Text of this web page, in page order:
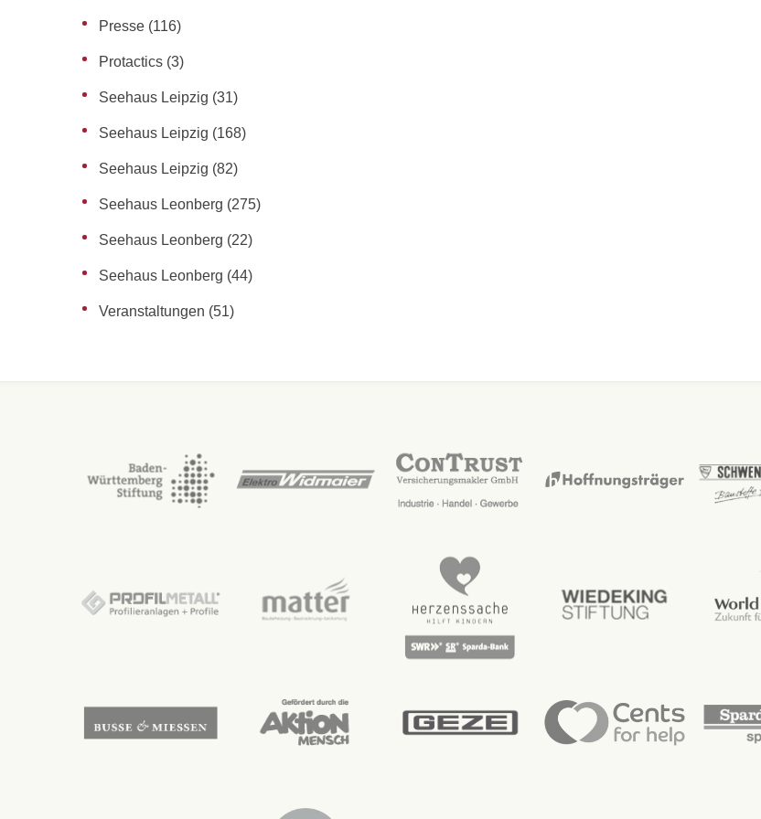
Presse (116)
Protactics (3)
Seehaus Leipzig (31)
Seehaus Leipzig (168)
Seehaus Leipzig (82)
Seehaus Leonberg (275)
Seehaus Leonberg (22)
Seehaus Leonberg (44)
Veranstaltungen (51)